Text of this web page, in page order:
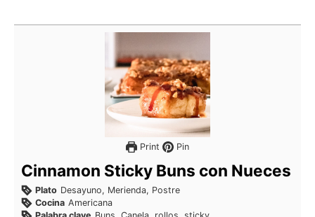
Print Pin
Cinnamon Sticky Buns con Nueces
Plato Desayuno, Merienda, Postre
Cocina Americana